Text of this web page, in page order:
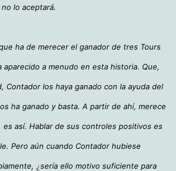
lo aceptará.
ha de merecer el ganador de tres Tours
aparecido a menudo en esta historia. Que,
Contador los haya ganado con la ayuda del
ha ganado y basta. A partir de ahí, merece
así. Hablar de sus controles positivos es
Pero aún cuando Contador hubiese
¿sería ello motivo suficiente para